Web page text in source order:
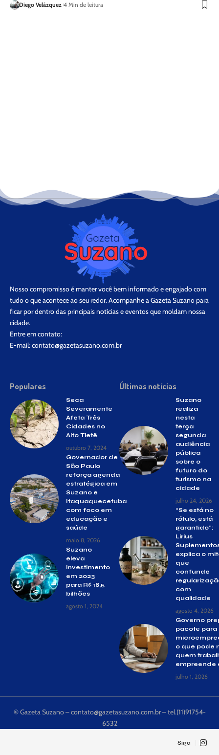
Diego Velázquez 4 Min de leitura
Nosso compromisso é manter você bem informado e engajado com
tudo o que acontece ao seu redor. Acompanhe a Gazeta Suzano para
ficar por dentro das principais notícias e eventos que moldam nossa
cidade.
Entre em contato:
E-mail:contato@gazetasuzano.com.br
Populares
Seca
Severamente
Afeta Três
Cidades no
Alto Tietê
outubro 7, 2024
Governador de
São Paulo
reforça agenda
estratégica em
Suzano e
Itaquaquecetuba
com foco em
educação e
saúde
maio 8, 2026
Suzano
eleva
investimento
em 2023
para R$ 18,5
bilhões
agosto 1, 2024
Últimas notícias
Suzano
realiza
nesta
terça
segunda
audiência
pública
sobre o
futuro do
turismo na
cidade
julho 24, 2026
“Se está no
rótulo, está
garantido”:
Lirius
explica o
que
confunde
com
qualidade
agosto 4, 2026
Governo
pacote para
o que pode
quem
empreende
julho 1, 2026
© Gazeta Suzano –contato@gazetasuzano.com.br– tel.(11)91754-
6532
Siga